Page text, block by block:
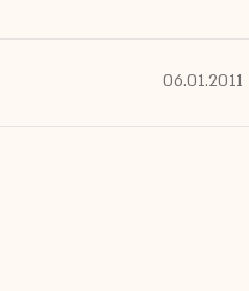
06.01.2011